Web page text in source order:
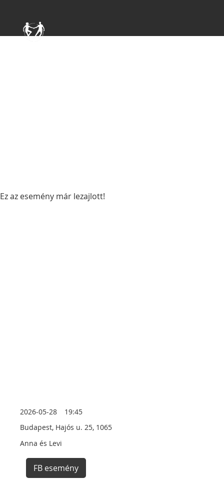
Ez az esemény már lezajlott!
2026-05-28
19:45
Budapest, Hajós u. 25, 1065
Anna és Levi
FB esemény